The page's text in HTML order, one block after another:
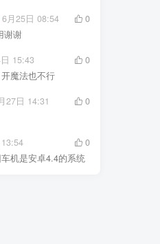
6月25日 08:54
0
谢谢
15:43
0
魔法也不行
27日 14:31
0
0
机是安卓4.4的系统